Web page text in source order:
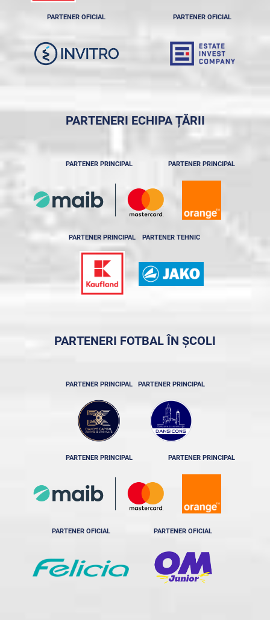
PARTENER OFICIAL PARTENER OFICIAL
PARTENERI ECHIPA ȚĂRII
PARTENER PRINCIPAL PARTENER PRINCIPAL
PARTENER PRINCIPAL PARTENER TEHNIC
PARTENERI FOTBAL ÎN ȘCOLI
PARTENER PRINCIPAL PARTENER PRINCIPAL
PARTENER PRINCIPAL PARTENER PRINCIPAL
PARTENER OFICIAL PARTENER OFICIAL